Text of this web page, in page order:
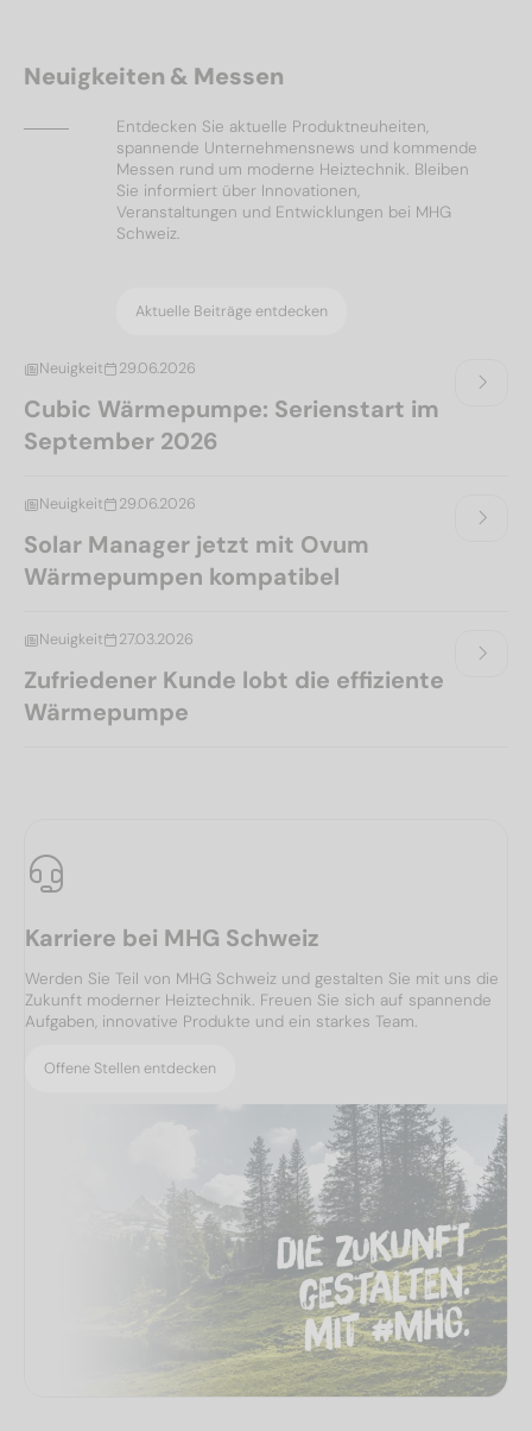
Neuigkeiten & Messen
Entdecken Sie aktuelle Produktneuheiten,
spannende Unternehmensnews und kommende
Messen rund um moderne Heiztechnik. Bleiben
Sie informiert über Innovationen,
Veranstaltungen und Entwicklungen bei MHG
Schweiz.
Aktuelle Beiträge entdecken
Neuigkeit 29.06.2026
Cubic Wärmepumpe: Serienstart im
September 2026
Neuigkeit 29.06.2026
Solar Manager jetzt mit Ovum
Wärmepumpen kompatibel
Neuigkeit 27.03.2026
Zufriedener Kunde lobt die effiziente
Wärmepumpe
Karriere bei MHG Schweiz
Werden Sie Teil von MHG Schweiz und gestalten Sie mit uns die
Zukunft moderner Heiztechnik. Freuen Sie sich auf spannende
Aufgaben, innovative Produkte und ein starkes Team.
Offene Stellen entdecken